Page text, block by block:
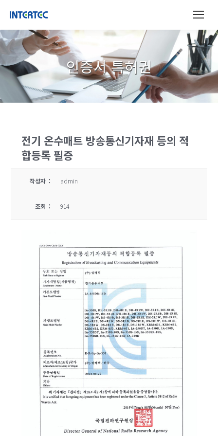
인증서 특허권
전기 온수매트 방송통신기자재 등의 적
합등록 필증
작성자 : admin
조회 : 914